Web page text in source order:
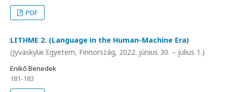
PDF
LITHME 2. (Language in the Human-Machine Era)
(Jyväskyläi Egyetem, Finnország, 2022. június 30. – július 1.)
Enikő Benedek
181-183